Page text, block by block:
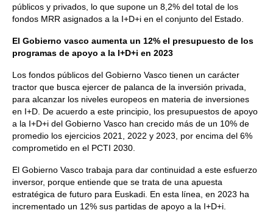
públicos y privados, lo que supone un 8,2% del total de los
fondos MRR asignados a la I+D+i en el conjunto del Estado.
El Gobierno vasco aumenta un 12% el presupuesto de los
programas de apoyo a la I+D+i en 2023
Los fondos públicos del Gobierno Vasco tienen un carácter
tractor que busca ejercer de palanca de la inversión privada,
para alcanzar los niveles europeos en materia de inversiones
en I+D. De acuerdo a este principio, los presupuestos de apoyo
a la I+D+i del Gobierno Vasco han crecido más de un 10% de
promedio los ejercicios 2021, 2022 y 2023, por encima del 6%
comprometido en el PCTI 2030.
El Gobierno Vasco trabaja para dar continuidad a este esfuerzo
inversor, porque entiende que se trata de una apuesta
estratégica de futuro para Euskadi. En esta línea, en 2023 ha
incrementado un 12% sus partidas de apoyo a la I+D+i.